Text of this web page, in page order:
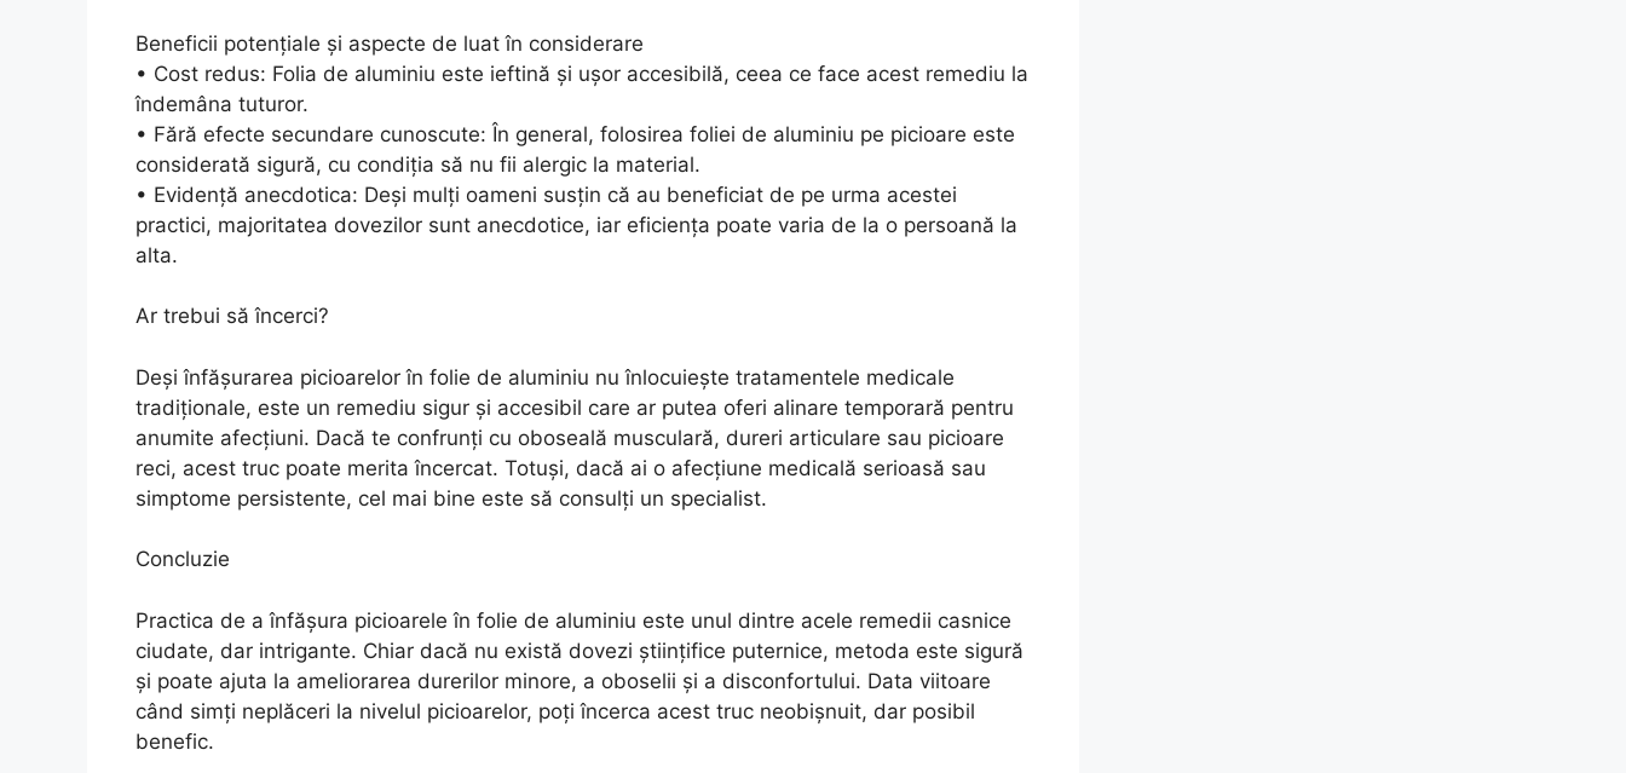
Beneficii potențiale și aspecte de luat în considerare
• Cost redus: Folia de aluminiu este ieftină și ușor accesibilă, ceea ce face acest remediu la
îndemâna tuturor.
• Fără efecte secundare cunoscute: În general, folosirea foliei de aluminiu pe picioare este
considerată sigură, cu condiția să nu fii alergic la material.
• Evidență anecdotica: Deși mulți oameni susțin că au beneficiat de pe urma acestei
practici, majoritatea dovezilor sunt anecdotice, iar eficiența poate varia de la o persoană la
alta.
Ar trebui să încerci?
Deși înfășurarea picioarelor în folie de aluminiu nu înlocuiește tratamentele medicale
tradiționale, este un remediu sigur și accesibil care ar putea oferi alinare temporară pentru
anumite afecțiuni. Dacă te confrunți cu oboseală musculară, dureri articulare sau picioare
reci, acest truc poate merita încercat. Totuși, dacă ai o afecțiune medicală serioasă sau
simptome persistente, cel mai bine este să consulți un specialist.
Concluzie
Practica de a înfășura picioarele în folie de aluminiu este unul dintre acele remedii casnice
ciudate, dar intrigante. Chiar dacă nu există dovezi științifice puternice, metoda este sigură
și poate ajuta la ameliorarea durerilor minore, a oboselii și a disconfortului. Data viitoare
când simți neplăceri la nivelul picioarelor, poți încerca acest truc neobișnuit, dar posibil
benefic.